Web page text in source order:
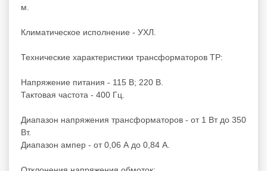
м.
Климатическое исполнение - УХЛ.
Технические характеристики трансформаторов ТР:
Напряжение питания - 115 В; 220 В.
Тактовая частота - 400 Гц.
Диапазон напряжения трансформаторов - от 1 Вт до 350
Вт.
Диапазон ампер - от 0,06 А до 0,84 А.